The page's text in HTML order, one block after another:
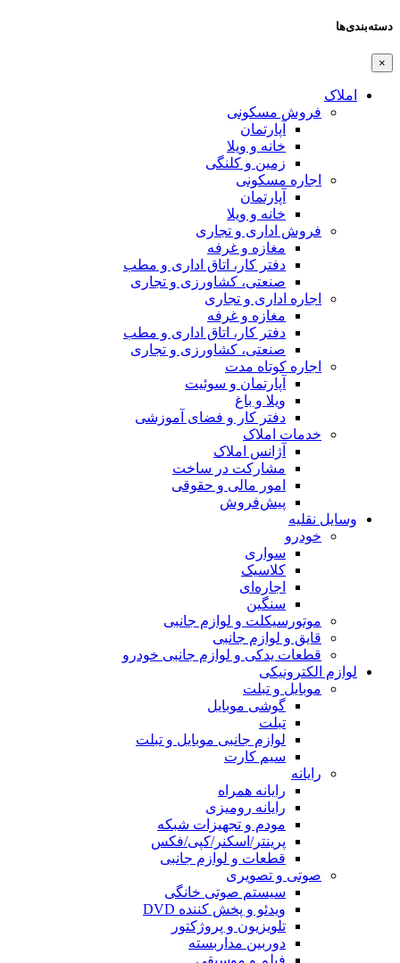
دسته‌بندی‌ها
×
املاک
فروش مسکونی
آپارتمان
خانه و ویلا
زمین و کلنگی
اجاره مسکونی
آپارتمان
خانه و ویلا
فروش اداری و تجاری
مغازه و غرفه
دفتر کار، اتاق اداری و مطب
صنعتی،‌ کشاورزی و تجاری
اجاره اداری و تجاری
مغازه و غرفه
دفتر کار، اتاق اداری و مطب
صنعتی،‌ کشاورزی و تجاری
اجاره کوتاه مدت
آپارتمان و سوئیت
ویلا و باغ
دفتر کار و فضای آموزشی
خدمات املاک
آژانس املاک
مشارکت در ساخت
امور مالی و حقوقی
پیش‌فروش
وسایل نقلیه
خودرو
سواری
کلاسیک
اجاره‌ای
سنگین
موتورسیکلت و لوازم جانبی
قایق و لوازم جانبی
قطعات یدکی و لوازم جانبی خودرو
لوازم الکترونیکی
موبایل و تبلت
گوشی موبایل
تبلت
لوازم جانبی موبایل و تبلت
سیم کارت
رایانه
رایانه همراه
رایانه رومیزی
مودم و تجهیزات شبکه
پرینتر/اسکنر/کپی/فکس
قطعات و لوازم جانبی
صوتی و تصویری
سیستم صوتی خانگی
ویدئو و پخش کننده DVD
تلویزیون و پروژکتور
دوربین مداربسته